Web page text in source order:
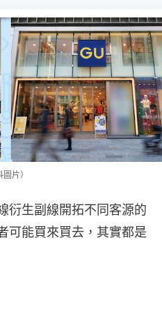
片）
衍生副線開拓不同客源的
可能買來買去，其實都是